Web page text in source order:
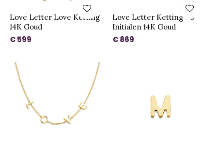
Love Letter Love Ketting
14K Goud
€ 599
Love Letter Ketting - 5
Initialen 14K Goud
€ 869